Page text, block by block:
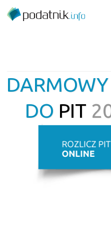
DO PIT